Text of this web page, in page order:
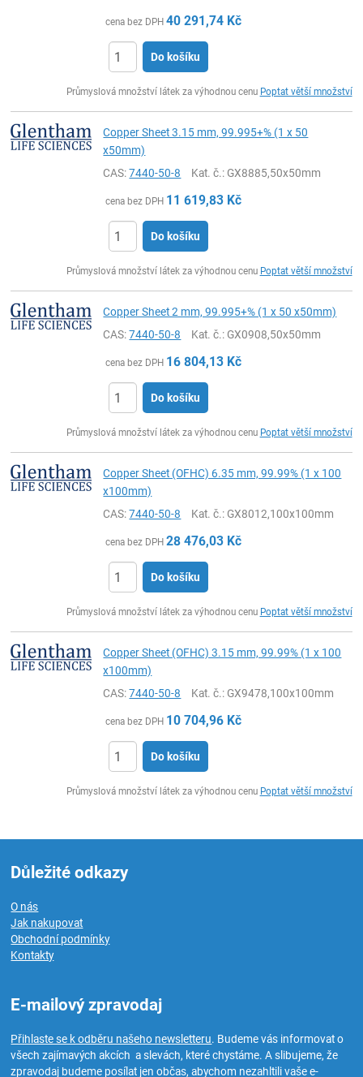
cena bez DPH 40 291,74 Kč
Do košíku
Průmyslová množství látek za výhodnou cenu Poptat větší množství
Copper Sheet 3.15 mm, 99.995+% (1 x 50
x50mm)
CAS:7440-50-8 Kat. č.: GX8885,50x50mm
cena bez DPH 11 619,83 Kč
Do košíku
Průmyslová množství látek za výhodnou cenu Poptat větší množství
Copper Sheet 2 mm, 99.995+% (1 x 50 x50mm)
CAS:7440-50-8 Kat. č.: GX0908,50x50mm
cena bez DPH 16 804,13 Kč
Do košíku
Průmyslová množství látek za výhodnou cenu Poptat větší množství
Copper Sheet (OFHC) 6.35 mm, 99.99% (1 x 100
x100mm)
CAS:7440-50-8 Kat. č.: GX8012,100x100mm
cena bez DPH 28 476,03 Kč
Do košíku
Průmyslová množství látek za výhodnou cenu Poptat větší množství
Copper Sheet (OFHC) 3.15 mm, 99.99% (1 x 100
x100mm)
CAS:7440-50-8 Kat. č.: GX9478,100x100mm
cena bez DPH 10 704,96 Kč
Do košíku
Průmyslová množství látek za výhodnou cenu Poptat větší množství
Důležité odkazy
O nás
Jak nakupovat
Obchodní podmínky
Kontakty
E-mailový zpravodaj
Přihlaste se k odběru našeho newsletteru. Budeme vás informovat o
všech zajímavých akcích a slevách, které chystáme. A slibujeme, že
zpravodaj budeme posílat jen občas, abychom nezahltili vaše e-